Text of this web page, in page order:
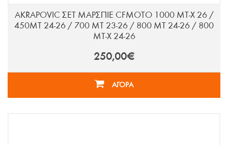
AKRAPOVIC ΣΕΤ ΜΑΡΣΠΙΕ CFMOTO 1000 MT-X 26 /
450MT 24-26 / 700 MT 23-26 / 800 MT 24-26 / 800
MT-X 24-26
250,00€
ΑΓΟΡΑ